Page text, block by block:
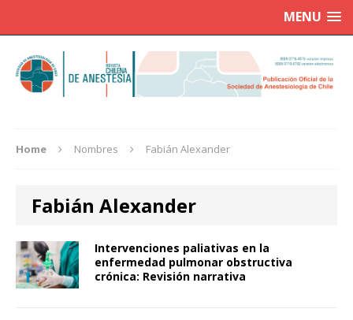
MENU
Home Nombres Fabián Alexander
Fabián Alexander
Intervenciones paliativas en la
enfermedad pulmonar obstructiva
crónica: Revisión narrativa